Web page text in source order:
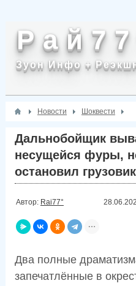
Р а й 7 7
Зуон Инфо +
Новости Шоквести
Дальнобойщик
несущейся фуры,
остановил
Автор: Rai77°
Два полные
запечатлённые в